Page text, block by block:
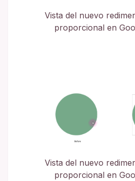
Vista del nuevo
proporcional en
Vista del nuevo
proporcional en